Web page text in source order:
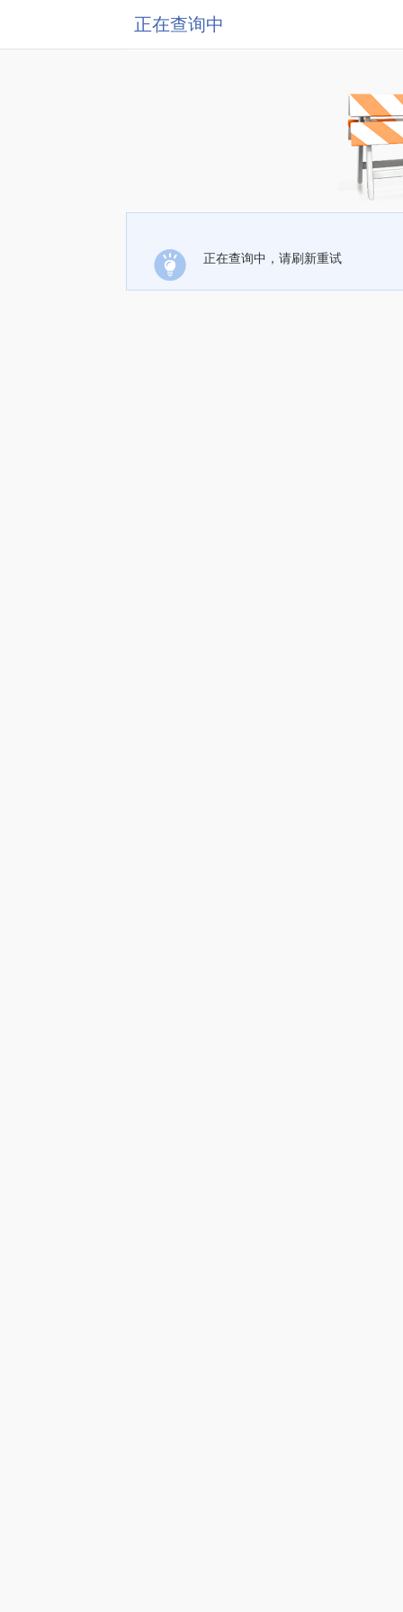
正在查询中
正在查询中，请刷新重试